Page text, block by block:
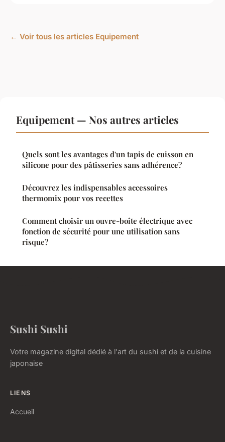
← Voir tous les articles Equipement
Equipement — Nos autres articles
Quels sont les avantages d'un tapis de cuisson en
silicone pour des pâtisseries sans adhérence?
Découvrez les indispensables accessoires
thermomix pour vos recettes
Comment choisir un ouvre-boîte électrique avec
fonction de sécurité pour une utilisation sans
risque?
Sushi Sushi
Votre magazine digital dédié à l'art du sushi et de la cuisine
japonaise
LIENS
Accueil